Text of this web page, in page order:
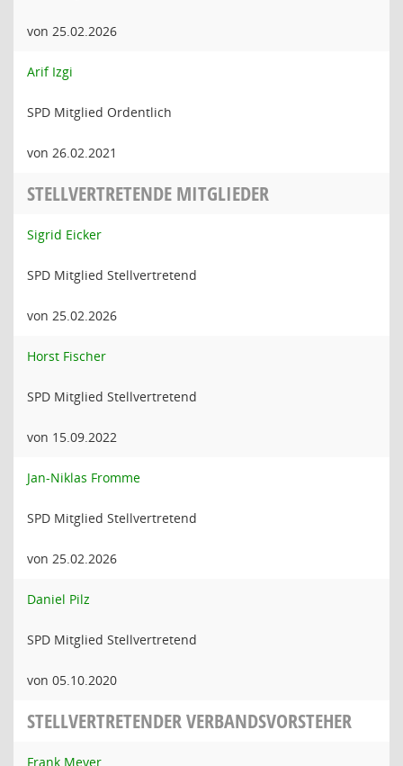
von 25.02.2026
Arif Izgi
SPD Mitglied Ordentlich
von 26.02.2021
STELLVERTRETENDE MITGLIEDER
Sigrid Eicker
SPD Mitglied Stellvertretend
von 25.02.2026
Horst Fischer
SPD Mitglied Stellvertretend
von 15.09.2022
Jan-Niklas Fromme
SPD Mitglied Stellvertretend
von 25.02.2026
Daniel Pilz
SPD Mitglied Stellvertretend
von 05.10.2020
STELLVERTRETENDER VERBANDSVORSTEHER
Frank Meyer